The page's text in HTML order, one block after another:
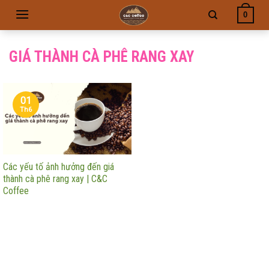
0
GIÁ THÀNH CÀ PHÊ RANG XAY
Các yếu tố ảnh hưởng đến giá
thành cà phê rang xay | C&C
Coffee
01
Th6